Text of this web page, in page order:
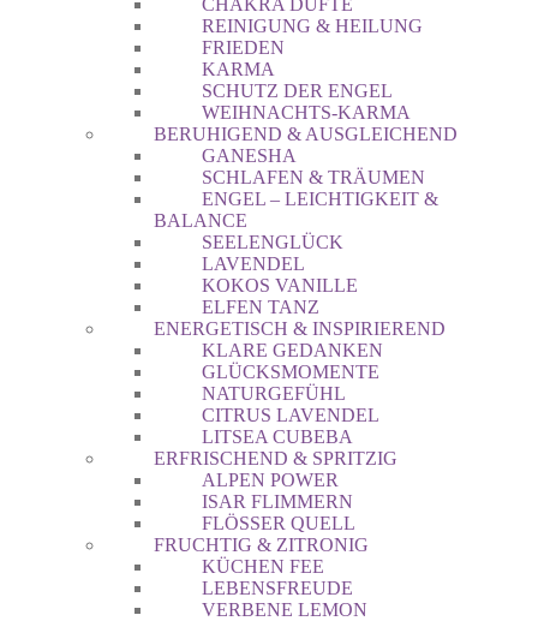
CHAKRA DÜFTE
REINIGUNG & HEILUNG
FRIEDEN
KARMA
SCHUTZ DER ENGEL
WEIHNACHTS-KARMA
BERUHIGEND & AUSGLEICHEND
GANESHA
SCHLAFEN & TRÄUMEN
ENGEL – LEICHTIGKEIT &
BALANCE
SEELENGLÜCK
LAVENDEL
KOKOS VANILLE
ELFEN TANZ
ENERGETISCH & INSPIRIEREND
KLARE GEDANKEN
GLÜCKSMOMENTE
NATURGEFÜHL
CITRUS LAVENDEL
LITSEA CUBEBA
ERFRISCHEND & SPRITZIG
ALPEN POWER
ISAR FLIMMERN
FLÖSSER QUELL
FRUCHTIG & ZITRONIG
KÜCHEN FEE
LEBENSFREUDE
VERBENE LEMON